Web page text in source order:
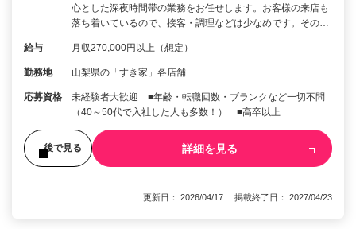
心とした深夜時間帯の業務をお任せします。お客様の来店も
落ち着いているので、接客・調理などは少なめです。その…
給与 月収270,000円以上（想定）
勤務地 山梨県の「すき家」各店舗
応募資格
未経験者大歓迎 ■年齢・転職回数・ブランクなど一切不問
（40～50代で入社した人も多数！） ■高卒以上
後で見る 詳細を見る
更新日： 2026/04/17 掲載終了日： 2027/04/23